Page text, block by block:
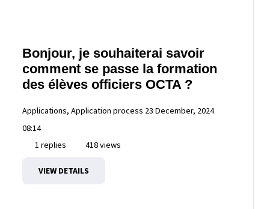
Bonjour, je souhaiterai savoir
comment se passe la formation
des élèves officiers OCTA ?
Applications, Application process 23 December, 2024
08:14
1 replies
418 views
VIEW DETAILS